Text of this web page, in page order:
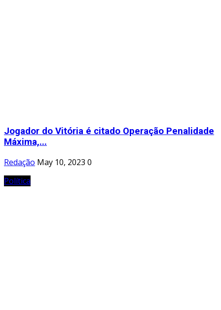
Jogador do Vitória é citado Operação Penalidade
Máxima,...
Redação May 10, 2023 0
Política